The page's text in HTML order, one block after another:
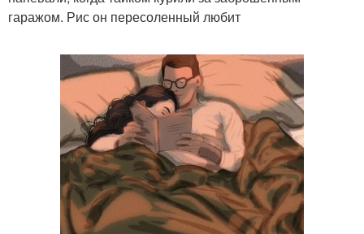
гаражом. Рис он пересоленный любит